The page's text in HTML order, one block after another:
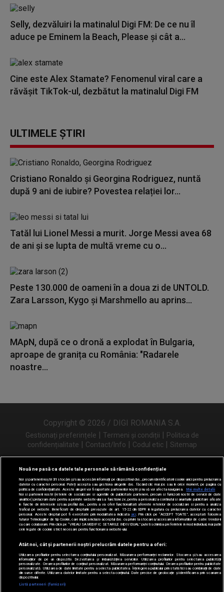
Selly, dezvăluiri la matinalul Digi FM: De ce nu îl
aduce pe Eminem la Beach, Please și cât a...
Cine este Alex Stamate? Fenomenul viral care a
răvășit TikTok-ul, dezbătut la matinalul Digi FM
ULTIMELE ȘTIRI
Cristiano Ronaldo și Georgina Rodriguez, nuntă
după 9 ani de iubire? Povestea relației lor...
Tatăl lui Lionel Messi a murit. Jorge Messi avea 68
de ani și se lupta de multă vreme cu o...
Peste 130.000 de oameni în a doua zi de UNTOLD.
Zara Larsson, Kygo și Marshmello au aprins...
MApN, după ce o dronă a explodat în Bulgaria,
aproape de granița cu România: "Radarele
noastre...
Copyright © 2026 / DIGI ROMANIA S.A.
Gestionați preferințele | Termeni și condiții | Politica de
confidențialitate | Contact/Info | Codul etic | Sitemap
Urmărește-ne și pe
Nouă ne pasă ca datele tale personale să rămână confidențiale
Noi și partenerii noștri31 stocăm și/sau accesăm informații pe dispozitivul dvs., precum identificatorii cookie unici pentru prelucrarea
datelor cu caracter personal. Puteți accepta sau gestiona alegerile dvs. făcând clic mai jos sau în orice moment, pe pagina cu
politica de confidențialitate. Aceste alegeri vor fi raportate partenerilor noștri și nu vă vor afecta navigarea.
Mai multe detalii
Noi si partenerii nostri (retelele de socializare si agentiile de publicitate partenere, precum si furnizorii nostri de servicii de date
analitice) prelucram date pentru a permite website-ului sa functioneze, pentru a personaliza continutul si anunturile publicitare afisate
in functie de interesele si/sau profilul dvs., pentru a va oferi functionalitati aferente retelelor de socializare si pentru a analiza
traficul pe website. Beneficiati de drepturile prevazute de art. 15-22 din GDPR in legatura cu prelucrarea datelor cu caracter
personal. Aceste drepturi pot fi exercitate prin modalitatea indicata aici. Prin click pe “ACCEPT TOATE”, acceptati folosirea
tuturor Tehnologiilor de tip Cookie, care implica inclusiv acceptul dvs. cu privire la stocarea/accesarea informatiilor de catre Vendor-ii
cu care colaboram. Prin click pe “VREAU SA MODIFIC SETARILE INDIVIDUAL” puteti schimba preferintele in mod individual, mai putin
cele legate de cookie strict necesare pentru functionarea website-ului.
Atât noi, cât și partenerii noștri prelucrăm datele pentru a oferi:
Utilizarea profilurilor pentru selectarea conținutului personalizat. Măsurarea performanței reclamelor. Stocarea și/sau accesarea
informațiilor de pe un dispozitiv. Dezvoltarea și îmbunătățirea serviciilor. Utilizarea profilurilor pentru selectarea publicității
personalizate. Crearea profilurilor de conținut personalizat. Măsurarea performanței conținutului. Crearea profilurilor pentru publicitate
personalizată. Utilizarea de date limitate pentru a selecta publicitatea. Înțelegerea publicului prin statistici sau combinații de date
din surse diferite. Utilizarea datelor limitate pentru a selecta conținutul. Date precise de geolocație și identificarea prin scanarea
dispozitivului.
Listă parteneri (furnizori)